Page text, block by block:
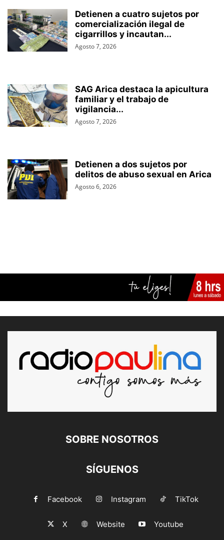
Detienen a cuatro sujetos por
comercialización ilegal de
cigarrillos y incautan...
Agosto 7, 2026
SAG Arica destaca la apicultura
familiar y el trabajo de
vigilancia...
Agosto 7, 2026
Detienen a dos sujetos por
delitos de abuso sexual en Arica
Agosto 6, 2026
SOBRE NOSOTROS
SÍGUENOS
Facebook Instagram TikTok
X Website Youtube